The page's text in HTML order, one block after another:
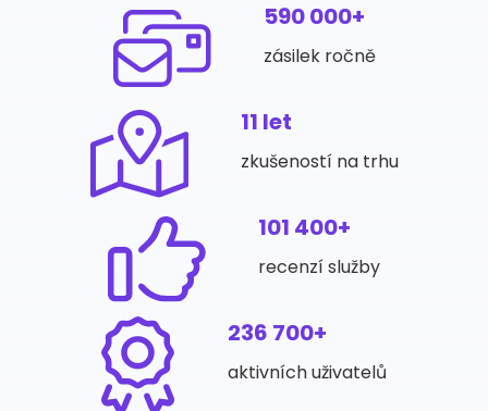
590 000+
zásilek ročně
11 let
zkušeností na trhu
101 400+
recenzí služby
236 700+
aktivních uživatelů